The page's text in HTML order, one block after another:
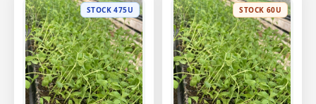
STOCK 475U STOCK 60U